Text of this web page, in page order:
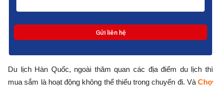
Du lịch Hàn Quốc, ngoài thăm quan các địa điểm du lịch thì
mua sắm là hoạt động không thể thiếu trong chuyến đi. Và Chợ